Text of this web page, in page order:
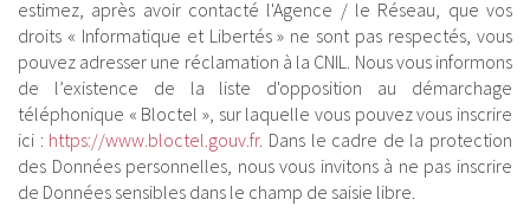
estimez, après avoir contacté l'Agence / le Réseau, que vos
droits « Informatique et Libertés » ne sont pas respectés, vous
pouvez adresser une réclamation à la CNIL. Nous vous informons
de l’existence de la liste d'opposition au démarchage
téléphonique « Bloctel », sur laquelle vous pouvez vous inscrire
ici : https://www.bloctel.gouv.fr. Dans le cadre de la protection
des Données personnelles, nous vous invitons à ne pas inscrire
de Données sensibles dans le champ de saisie libre.